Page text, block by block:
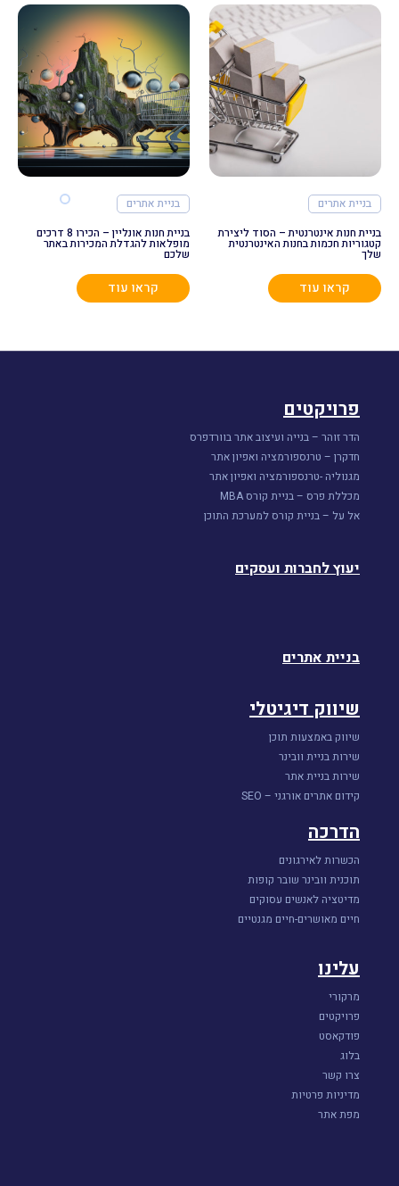
בניית אתרים
בניית חנות אינטרנטית – הסוד ליצירת
קטגוריות חכמות בחנות האינטרנטית
שלך
קראו עוד
בניית אתרים
בניית חנות אונליין – הכירו 8 דרכים
מופלאות להגדלת המכירות באתר
שלכם
קראו עוד
פרויקטים
הדר זוהר – בנייה ועיצוב אתר בוורדפרס
חדקרן – טרנספורמציה ואפיון אתר
מגנוליה -טרנספורמציה ואפיון אתר
מכללת פרס – בניית קורס MBA
אל על – בניית קורס למערכת התוכן
יעוץ לחברות ועסקים
בניית אתרים
שיווק דיגיטלי
שיווק באמצעות תוכן
שירות בניית וובינר
שירות בניית אתר
קידום אתרים אורגני – SEO
הדרכה
הכשרות לאירגונים
תוכנית וובינר שובר קופות
מדיטציה לאנשים עסוקים
חיים מאושרים-חיים מגנטיים
עלינו
מרקורי
פרויקטים
פודקאסט
בלוג
צרו קשר
מדיניות פרטיות
מפת אתר